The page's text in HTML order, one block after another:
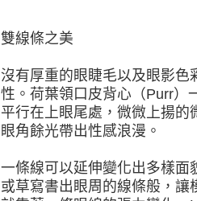
雙線條之美
沒有厚重的眼睫毛以及眼影
性。荷葉領口皮背心（Purr）
平行在上眼尾處，微微上揚
眼角餘光帶出性感浪漫。
一條線可以延伸變化出多樣面
或草寫書出眼周的線條般，